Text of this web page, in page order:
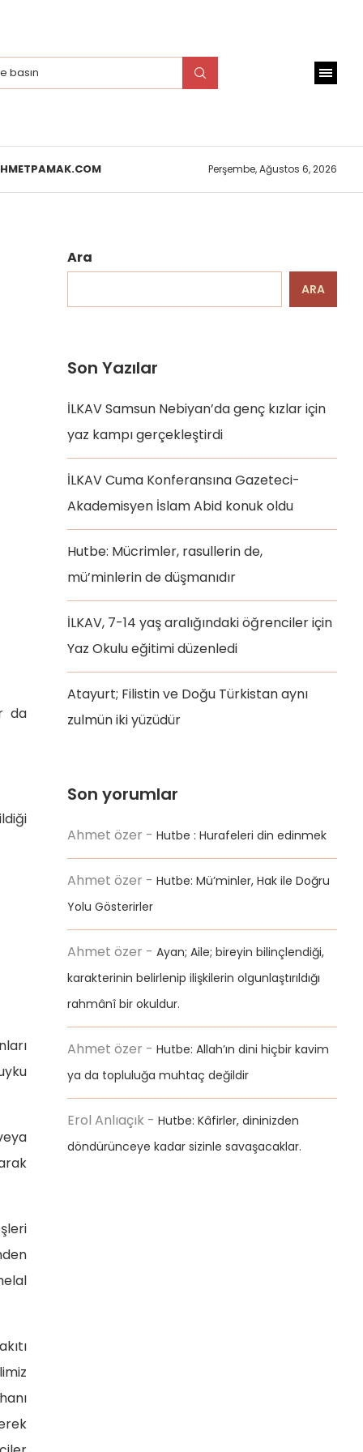
Perşembe, Ağustos 6, 2026
da
Ara
ARA
Son Yazılar
İLKAV Samsun Nebiyan’da genç kızlar için
yaz kampı gerçekleştirdi
İLKAV Cuma Konferansına Gazeteci-
Akademisyen İslam Abid konuk oldu
Hutbe: Mücrimler, rasullerin de,
mü’minlerin de düşmanıdır
İLKAV, 7-14 yaş aralığındaki öğrenciler için
Yaz Okulu eğitimi düzenledi
Atayurt; Filistin ve Doğu Türkistan aynı
zulmün iki yüzüdür
Son yorumlar
Ahmet özer -Hutbe : Hurafeleri din edinmek
Ahmet özer -Hutbe: Mü’minler, Hak ile Doğru
Yolu Gösterirler
Ahmet özer -Ayan; Aile; bireyin bilinçlendiği,
karakterinin belirlenip ilişkilerin olgunlaştırıldığı
rahmânî bir okuldur.
Ahmet özer -Hutbe: Allah’ın dini hiçbir kavim
ya da topluluğa muhtaç değildir
Erol Anlıaçık -Hutbe: Kâfirler, dininizden
döndürünceye kadar sizinle savaşacaklar.